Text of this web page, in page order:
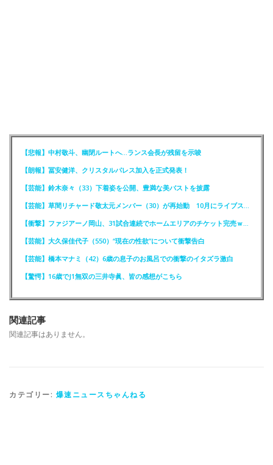
【悲報】中村敬斗、幽閉ルートへ…ランス会長が残留を示唆
【朗報】冨安健洋、クリスタルパレス加入を正式発表！
【芸能】鈴木奈々（33）下着姿を公開、豊満な美バストを披露
【芸能】草間リチャード敬太元メンバー（30）が再始動 10月にライブステージに出演へ
【衝撃】ファジアーノ岡山、31試合連続でホームエリアのチケット完売ｗｗｗｗ
【芸能】大久保佳代子（550）“現在の性欲”について衝撃告白
【芸能】橋本マナミ（42）6歳の息子のお風呂での衝撃のイタズラ激白
【驚愕】16歳でJ1無双の三井寺眞、皆の感想がこちら
関連記事
関連記事はありません。
カテゴリー: 爆速ニュースちゃんねる